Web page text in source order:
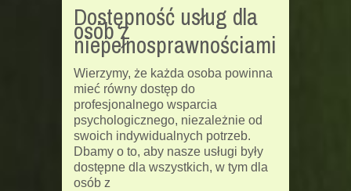
Dostępność usług dla
osób z
niepełnosprawnościami
Wierzymy, że każda osoba powinna
mieć równy dostęp do
profesjonalnego wsparcia
psychologicznego, niezależnie od
swoich indywidualnych potrzeb.
Dbamy o to, aby nasze usługi były
dostępne dla wszystkich, w tym dla
osób z